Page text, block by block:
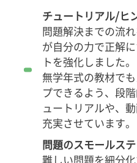
チュートリアル/ヒ
問題解決までの流
が自分の力で正解
トを強化しました。
無学年式の教材で
プできるよう、段
ュートリアルや、
充実させています。
問題のスモールス
難しい問題を細分